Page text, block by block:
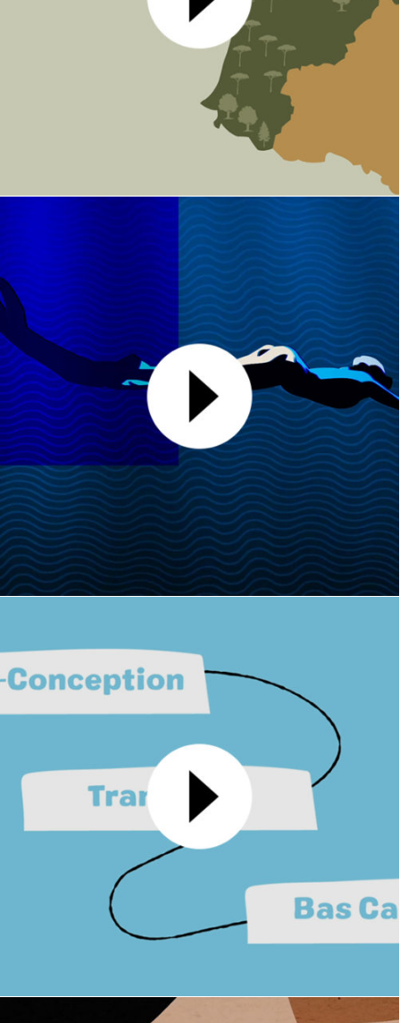
Fibois Nouvelle Aquitaine
MOTION DESIGN
Carte de vœux 2023
MOTION DESIGN
Client : Dal'Alu